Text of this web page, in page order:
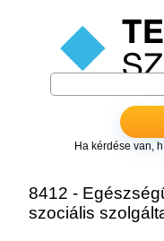
Ha kérdése van,
8412 -
szociális